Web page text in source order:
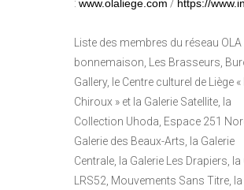
: www.olaliege.com / https://
Liste des membres du réseau OLA
bonnemaison, Les Brasseurs,
Gallery, le Centre culturel de Liège «
Chiroux » et la Galerie Satellite, la
Collection Uhoda, Espace 251
Galerie des Beaux-Arts, la Galerie
Centrale, la Galerie Les Drapiers, la
LRS52, Mouvements Sans Titre,